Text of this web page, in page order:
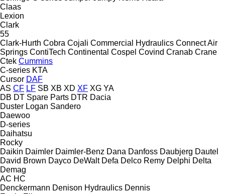
Claas
Lexion
Clark
55
Clark-Hurth Cobra Cojali Commercial Hydraulics Connect Air
Springs ContiTech Continental Cospel Covind Cranab Crane
Ctek Cummins
C-series KTA
Cursor DAF
AS CF LF SB XB XD XF XG YA
DB DT Spare Parts DTR Dacia
Duster Logan Sandero
Daewoo
D-series
Daihatsu
Rocky
Daikin Daimler Daimler-Benz Dana Danfoss Daubjerg Dautel
David Brown Dayco DeWalt Defa Delco Remy Delphi Delta
Demag
AC HC
Denckermann Denison Hydraulics Dennis